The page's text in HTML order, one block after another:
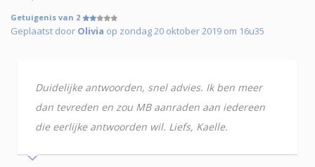
Getuigenis van 2
Geplaatst door Olivia op zondag 20 oktober 2019 om 16u35
Duidelijke antwoorden, snel advies. Ik ben meer
dan tevreden en zou MB aanraden aan iedereen
die eerlijke antwoorden wil. Liefs, Kaelle.